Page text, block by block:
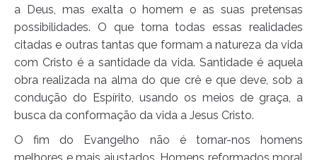
a Deus, mas exalta o homem e as suas pretensas
possibilidades. O que torna todas essas realidades
citadas e outras tantas que formam a natureza da vida
com Cristo é a santidade da vida. Santidade é aquela
obra realizada na alma do que crê e que deve, sob a
condução do Espírito, usando os meios de graça, a
busca da conformação da vida a Jesus Cristo.
O fim do Evangelho não é tornar-nos homens